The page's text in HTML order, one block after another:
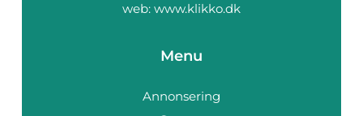
web: www.klikko.dk
Menu
Annonsering